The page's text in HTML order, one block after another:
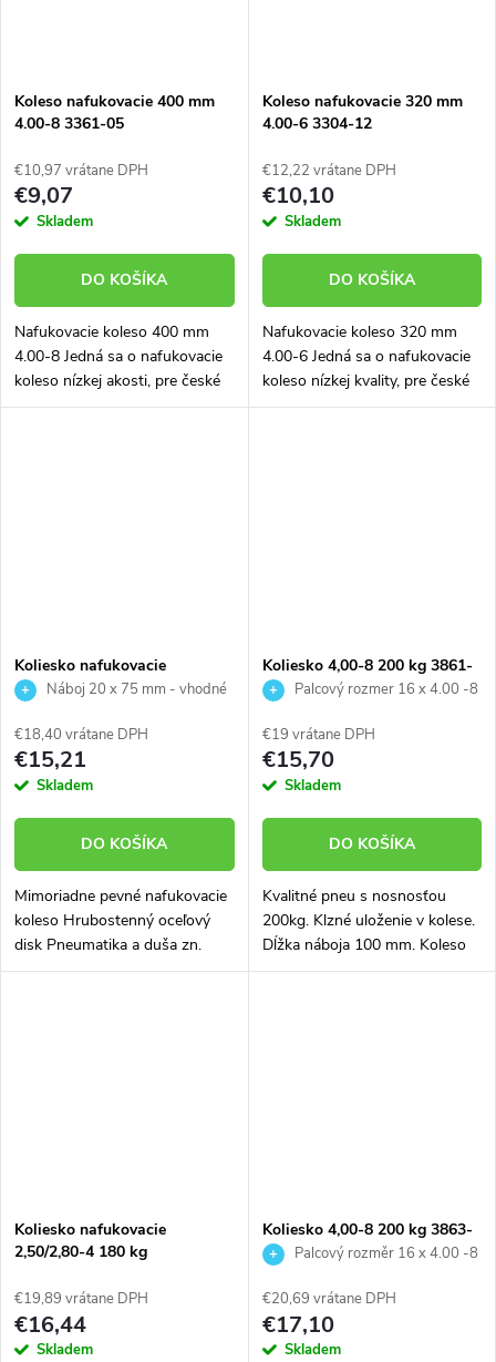
Koleso nafukovacie 400 mm
4.00-8 3361-05
€10,97 vrátane DPH
€9,07
Skladem
DO KOŠÍKA
Nafukovacie koleso 400 mm
4.00-8 Jedná sa o nafukovacie
koleso nízkej akosti, pre české
výrobky ho ako náhradný diel
Koleso nafukovacie 320 mm
4.00-6 3304-12
€12,22 vrátane DPH
€10,10
Skladem
DO KOŠÍKA
Nafukovacie koleso 320 mm
4.00-6 Jedná sa o nafukovacie
koleso nízkej kvality, pre české
výrobky ho ako náhradný diel
Koliesko nafukovacie
2,50/2,80-4 150 kg
Náboj 20 x 75 mm - vhodné
€18,40 vrátane DPH
€15,21
Skladem
DO KOŠÍKA
Mimoriadne pevné nafukovacie
koleso Hrubostenný oceľový
disk Pneumatika a duša zn.
DELI s vysokým podielom
Koliesko 4,00-8 200 kg 3861-
03
Palcový rozmer 16 x 4.00 -8
€19 vrátane DPH
€15,70
Skladem
DO KOŠÍKA
Kvalitné pneu s nosnosťou
200kg. Klzné uloženie v kolese.
Dĺžka náboja 100 mm. Koleso
vhodné aj na stavebný fúrik
Koliesko nafukovacie
2,50/2,80-4 180 kg
€19,89 vrátane DPH
€16,44
Skladem
Koliesko 4,00-8 200 kg 3863-
05
Palcový rozměr 16 x 4.00 -8
€20,69 vrátane DPH
€17,10
Skladem